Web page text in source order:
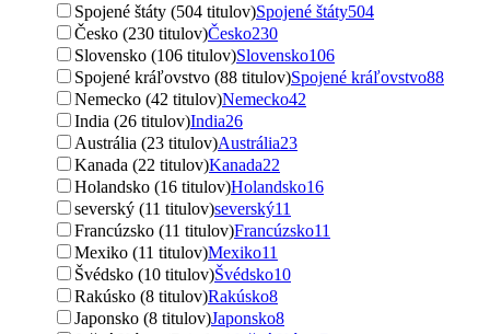
Spojené štáty (504 titulov)Spojené štáty504
Česko (230 titulov)Česko230
Slovensko (106 titulov)Slovensko106
Spojené kráľovstvo (88 titulov)Spojené kráľovstvo88
Nemecko (42 titulov)Nemecko42
India (26 titulov)India26
Austrália (23 titulov)Austrália23
Kanada (22 titulov)Kanada22
Holandsko (16 titulov)Holandsko16
severský (11 titulov)severský11
Francúzsko (11 titulov)Francúzsko11
Mexiko (11 titulov)Mexiko11
Švédsko (10 titulov)Švédsko10
Rakúsko (8 titulov)Rakúsko8
Japonsko (8 titulov)Japonsko8